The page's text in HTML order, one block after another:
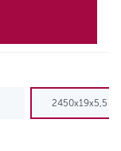
2450x19x5,5